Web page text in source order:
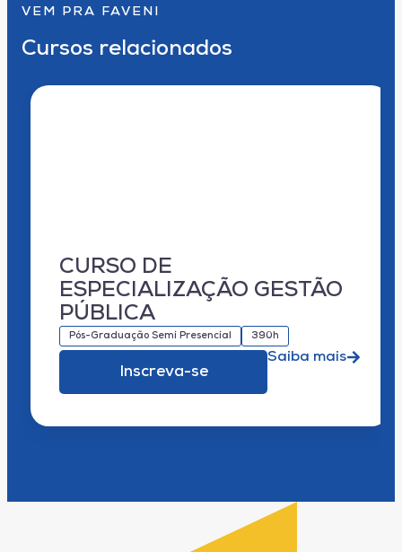
VEM PRA FAVENI
Cursos relacionados
CURSO DE
ESPECIALIZAÇÃO GESTÃO
PÚBLICA
Pós-Graduação Semi Presencial 390h
Inscreva-se
Saiba mais